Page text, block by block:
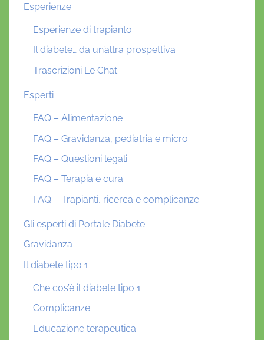
Esperienze
Esperienze di trapianto
Il diabete… da un’altra prospettiva
Trascrizioni Le Chat
Esperti
FAQ – Alimentazione
FAQ – Gravidanza, pediatria e micro
FAQ – Questioni legali
FAQ – Terapia e cura
FAQ – Trapianti, ricerca e complicanze
Gli esperti di Portale Diabete
Gravidanza
Il diabete tipo 1
Che cos’è il diabete tipo 1
Complicanze
Educazione terapeutica